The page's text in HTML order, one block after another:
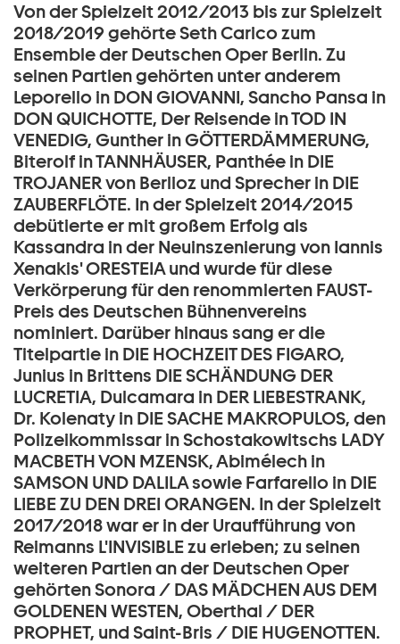
Von der Spielzeit 2012/2013 bis zur Spielzeit
2018/2019 gehörte Seth Carico zum
Ensemble der Deutschen Oper Berlin. Zu
seinen Partien gehörten unter anderem
Leporello in DON GIOVANNI, Sancho Pansa in
DON QUICHOTTE, Der Reisende in TOD IN
VENEDIG, Gunther in GÖTTERDÄMMERUNG,
Biterolf in TANNHÄUSER, Panthée in DIE
TROJANER von Berlioz und Sprecher in DIE
ZAUBERFLÖTE. In der Spielzeit 2014/2015
debütierte er mit großem Erfolg als
Kassandra in der Neuinszenierung von Iannis
Xenakis' ORESTEIA und wurde für diese
Verkörperung für den renommierten FAUST-
Preis des Deutschen Bühnenvereins
nominiert. Darüber hinaus sang er die
Titelpartie in DIE HOCHZEIT DES FIGARO,
Junius in Brittens DIE SCHÄNDUNG DER
LUCRETIA, Dulcamara in DER LIEBESTRANK,
Dr. Kolenaty in DIE SACHE MAKROPULOS, den
Polizeikommissar in Schostakowitschs LADY
MACBETH VON MZENSK, Abimélech in
SAMSON UND DALILA sowie Farfarello in DIE
LIEBE ZU DEN DREI ORANGEN. In der Spielzeit
2017/2018 war er in der Uraufführung von
Reimanns L'INVISIBLE zu erleben; zu seinen
weiteren Partien an der Deutschen Oper
gehörten Sonora / DAS MÄDCHEN AUS DEM
GOLDENEN WESTEN, Oberthal / DER
PROPHET, und Saint-Bris / DIE HUGENOTTEN.